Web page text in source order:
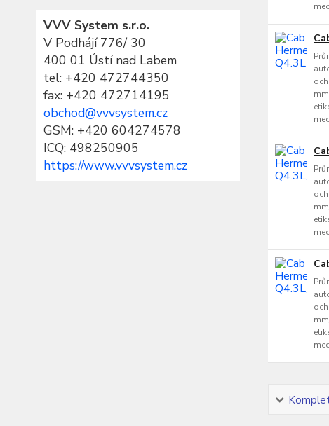
VVV System s.r.o.
V Podhájí 776/ 30
400 01 Ústí nad Labem
tel: +420 472744350
fax: +420 472714195
obchod@vvvsystem.cz
GSM: +420 604274578
ICQ: 498250905
https://www.vvvsystem.cz